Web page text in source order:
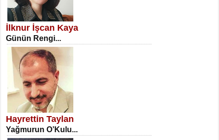
NECLA DİLEK ARSLAN
Öğretmenler Günü Mahkemesi...
İSA KARATEPE
Ekranlar Arasında Kaybolan İnsan...
İlknur İşcan Kaya
Günün Rengi...
Hayrettin Taylan
Yağmurun O’Kulu...